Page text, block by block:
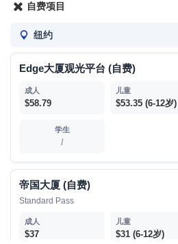
回程下车顺序按具体的交通情况由导
自费项目
纽约
Edge大厦观光平台 (自费)
$58.79 $53.35 (6-12岁)
/
帝国大厦 (自费)
Standard Pass
$37 $31 (6-12岁)